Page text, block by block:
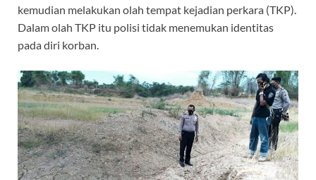
kemudian melakukan olah tempat kejadian perkara (TKP).
Dalam olah TKP itu polisi tidak menemukan identitas
pada diri korban.